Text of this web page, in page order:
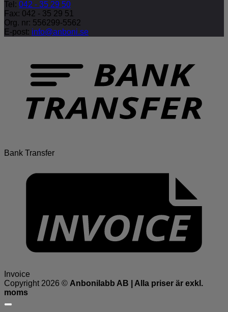
Tel: 042 - 35 29 50
Fax: 042 - 35 29 51
Org. nr: 556299-5562
E-post: info@anboni.se
Bank Transfer
Invoice
Copyright 2026 © Anbonilabb AB | Alla priser är exkl.
moms